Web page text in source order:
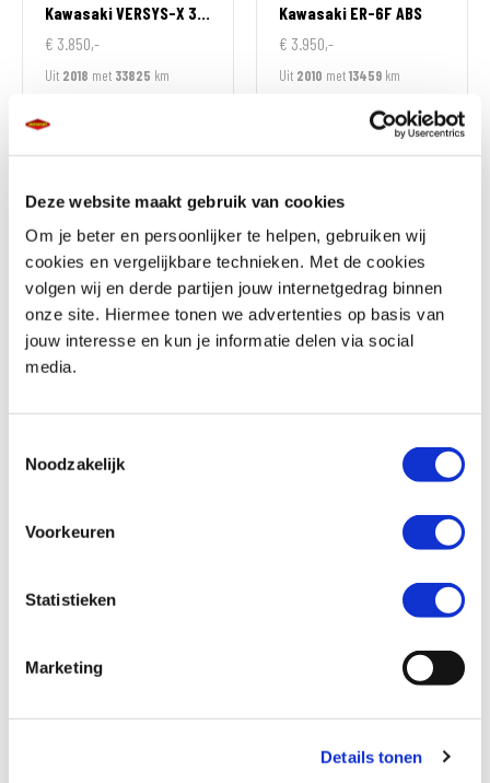
Deze website maakt gebruik van cookies
Om je beter en persoonlijker te helpen, gebruiken wij
cookies en vergelijkbare technieken. Met de cookies
volgen wij en derde partijen jouw internetgedrag binnen
onze site. Hiermee tonen we advertenties op basis van
jouw interesse en kun je informatie delen via social
media.
Noodzakelijk
Voorkeuren
Statistieken
Marketing
Details tonen
KawasakiVERSYS-X 300
€ 3.850,-
Uit 2018 met 33825 km
Kawasaki ER-6F ABS
€ 3.950,-
Uit 2010 met13459 km
Kawasaki J300 ABS
€ 3.990,-
Kawasaki VERSYS-X 300 ABS
€ 3.999,-
Uit2008met17315km
ER-6N ABS 35 kw
Uit2008met11827km
MotoPort Hillegom